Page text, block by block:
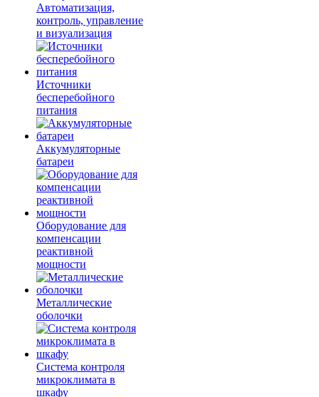
Автоматизация,
контроль, управление
и визуализация
Источники
бесперебойного
питания
Аккумуляторные
батареи
Оборудование для
компенсации
реактивной
мощности
Металлические
оболочки
Система контроля
микроклимата в
шкафу